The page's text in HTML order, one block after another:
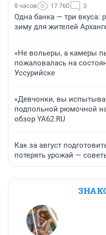
8 часов 17 760 3
Одна банка — три вкуса:
зиму для жителей
«Не вольеры, а камеры
пожаловалась на
Уссурийске
«Девчонки, вы
подпольной рюмочной
обзор YA62.RU
Как за август
потерять урожай —